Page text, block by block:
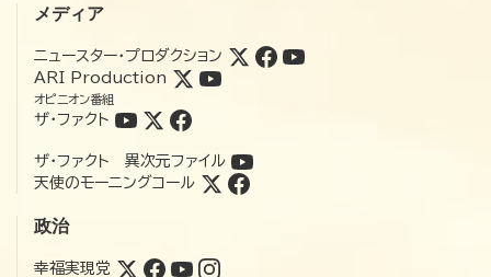
メディア
ニュースター・プロダクション
ARI Production
オピニオン番組
ザ・ファクト
ザ・ファクト 異次元ファイル
天使のモーニングコール
政治
幸福実現党